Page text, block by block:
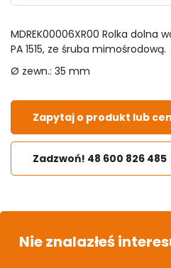
MDREK00006XR00 Rolka dolna
PA 1515, ze śruba mimośrodową.
Ø zewn.: 35 mm
Zapytaj o produkt lub
Zadzwoń! 48 600 826 485
Nie znalazłeś